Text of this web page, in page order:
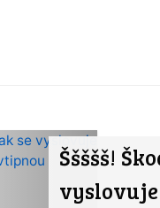
Ššššš!